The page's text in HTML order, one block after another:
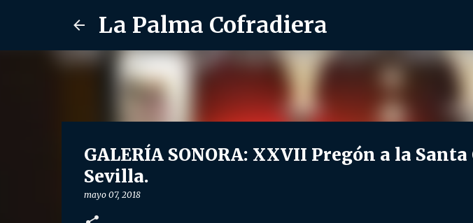
La Palma Cofradiera
GALERÍA SONORA: XXVII Pregón a la
Sevilla.
mayo 07, 2018